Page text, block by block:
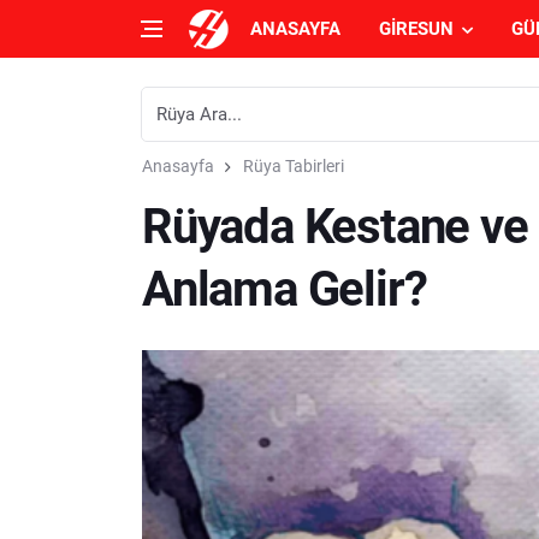
ANASAYFA GIRESUN
Anasayfa Rüya Tabirleri
Rüyada Kestane
Anlama Gelir?